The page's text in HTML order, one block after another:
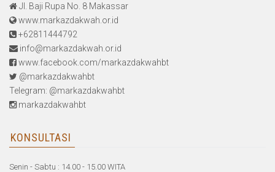
Jl. Baji Rupa No. 8 Makassar
www.markazdakwah.or.id
+62811444792
info@markazdakwah.or.id
www.facebook.com/markazdakwahbt
@markazdakwahbt
Telegram: @markazdakwahbt
markazdakwahbt
KONSULTASI
Senin - Sabtu : 14.00 - 15.00 WITA